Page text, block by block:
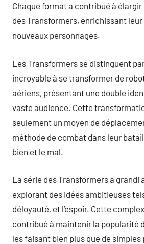
Chaque format a contribué à élargir
des Transformers, enrichissant
nouveaux personnages.
Les Transformers se distinguent
incroyable à se transformer de
aériens, présentant une double
vaste audience. Cette
seulement un moyen de
méthode de combat dans leur
bien et le mal.
La série des Transformers a grandi
explorant des idées ambitieuses
déloyauté, et l’espoir. Cette
contribué à maintenir la popularité
les faisant bien plus que de simples